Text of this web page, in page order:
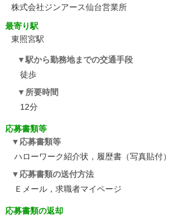
株式会社ジンアース仙台営業所
最寄り駅
東照宮駅
駅から勤務地までの交通手段
徒歩
所要時間
12分
応募書類等
応募書類等
ハローワーク紹介状，履歴書（写真貼付
応募書類の送付方法
Ｅメール，求職者マイページ
応募書類の返却